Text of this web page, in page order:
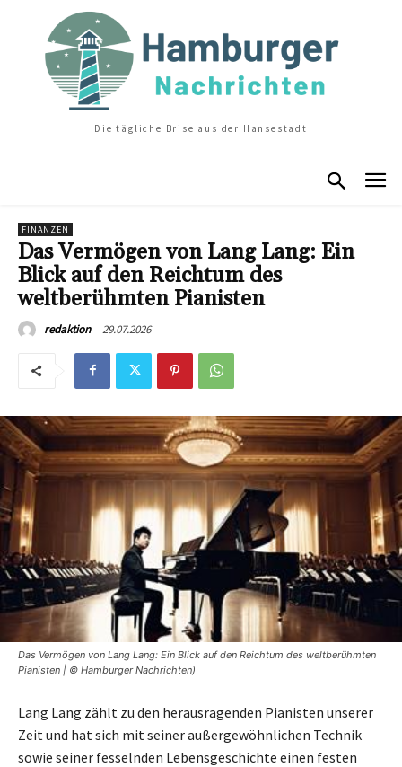
Die tägliche Brise aus der Hansestadt
FINANZEN
Das Vermögen von Lang Lang: Ein
Blick auf den Reichtum des
weltberühmten Pianisten
redaktion 29.07.2026
Das Vermögen von Lang Lang: Ein Blick auf den Reichtum des weltberühmten
Pianisten | © Hamburger Nachrichten)
Lang Lang zählt zu den herausragenden Pianisten unserer
Zeit und hat sich mit seiner außergewöhnlichen Technik
sowie seiner fesselnden Lebensgeschichte einen festen